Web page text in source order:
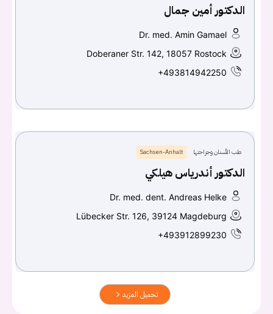
الدكتور أمين جمال
Dr. med. Amin Gamael
Doberaner Str. 142, 18057 Rostock
+493814942250
طب الأسنان وجراحتها Sachsen-Anhalt
الدكتور أندرياس هيلكي
Dr. med. dent. Andreas Helke
Lübecker Str. 126, 39124 Magdeburg
+493912899230
تحميل المزيد